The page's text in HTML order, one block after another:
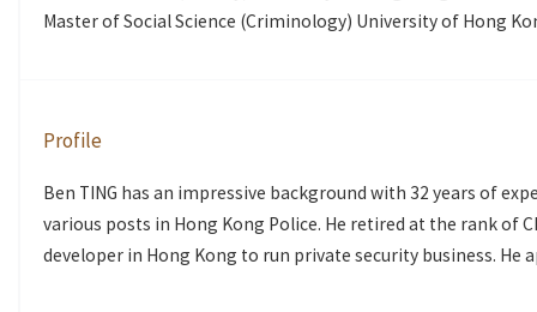
Master of Social Science (Criminology) University of Hong
Profile
Ben TING has an impressive background with 32 years of
various posts in Hong Kong Police. He retired at the rank of
developer in Hong Kong to run private security business.